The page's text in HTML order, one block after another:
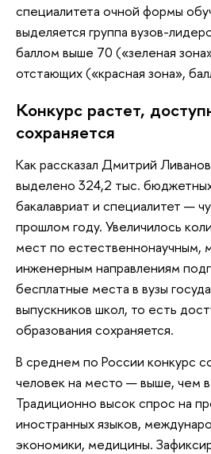
специалитета очной формы
выделяется группа вузов-
баллом выше 70 («зеленая
отстающих («красная зона»,
Конкурс растет,
сохраняется
Как рассказал Дмитрий
выделено 324,2 тыс.
бакалавриат и специалитет —
прошлом году. Увеличилось
мест по естественнонаучным,
инженерным направлениям
бесплатные места в вузы
выпускников школ, то есть
образования сохраняется.
В среднем по России конкурс
человек на место — выше, чем
Традиционно высок спрос на
иностранных языков,
экономики, медицины.